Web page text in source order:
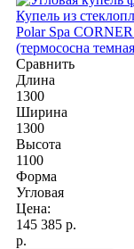
Купель из
Polar Spa
(термососна
Сравнить
Длина
1300
Ширина
1300
Высота
1100
Форма
Угловая
Цена:
145 385 р.
р.